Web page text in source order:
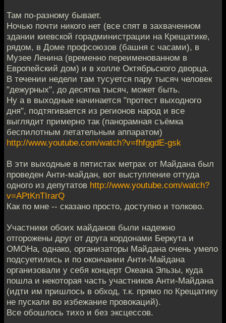
Там по-разному бывает.
Ночью почти никого нет (все спят в захваченном
здании киевской горадминистрации на Крещатике,
рядом, в Доме профсоюзов (башня с часами), в
Музее Ленина (временно переименованном в
Европейский дом) и в холле Октябрьского дворца.
В течении недели там тусуется пару тысяч человек
"дежурных", до десятка тысяч, может быть.
Ну а в выходные начинается "протест выходного
дня", подтягивается из регионов народ и все
выглядит примерно так (панорамная съёмка
беспилотным летательным аппаратом)
http://www.youtube.com/watch?v=fhfggdE-gsk
В эти выходные в пятистах метрах от Майдана был
проведен Анти-майдан, вот выступление оттуда
одного из депутатов http://www.youtube.com/watch?
v=APtKnTIrarQ
Как по мне -- сказано просто, доступно и толково.
Участники обоих майданов были надежно
отгорожены друг от друга кордонами Беркута и
ОМОНа, однако, организаторы Майдана очень умело
подсуетились и по окончании Анти-Майдана
организовали у себя концерт Океана Эльзы, куда
пошла и некоторая часть участников Анти-Майдана
(идти им пришлось в обход, т.к. прямо по Крещатику
не пускали во избежание провокаций).
Все обошлось тихо и без эксцессов.